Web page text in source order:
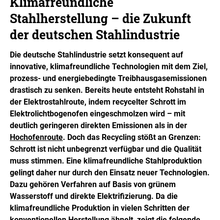
Stahlherstellung – die Zukunft
der deutschen Stahlindustrie
Die deutsche Stahlindustrie setzt konsequent auf
innovative, klimafreundliche Technologien mit dem Ziel,
prozess- und energiebedingte Treibhausgasemissionen
drastisch zu senken. Bereits heute entsteht Rohstahl in
der Elektrostahlroute, indem recycelter Schrott im
Elektrolichtbogenofen eingeschmolzen wird – mit
deutlich geringeren direkten Emissionen als in der
Hochofenroute. Doch das Recycling stößt an Grenzen:
Schrott ist nicht unbegrenzt verfügbar und die Qualität
muss stimmen. Eine klimafreundliche Stahlproduktion
gelingt daher nur durch den Einsatz neuer Technologien.
Dazu gehören Verfahren auf Basis von grünem
Wasserstoff und direkte Elektrifizierung. Da die
klimafreundliche Produktion in vielen Schritten der